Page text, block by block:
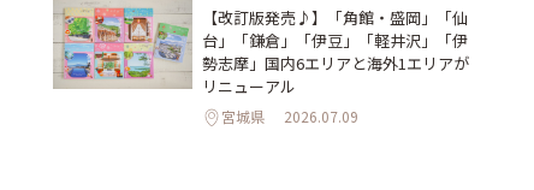
【改訂版発売♪】「角館・盛岡」「仙
台」「鎌倉」「伊豆」「軽井沢」「伊
勢志摩」国内6エリアと海外1エリアが
リニューアル
宮城県 2026.07.09